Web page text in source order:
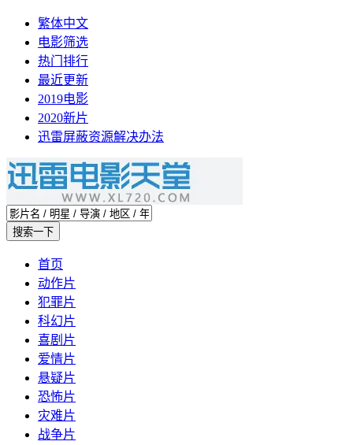
繁体中文
电影筛选
热门排行
最近更新
2019电影
2020新片
迅雷屏蔽资源解决办法
首页
动作片
犯罪片
科幻片
喜剧片
爱情片
悬疑片
恐怖片
灾难片
战争片